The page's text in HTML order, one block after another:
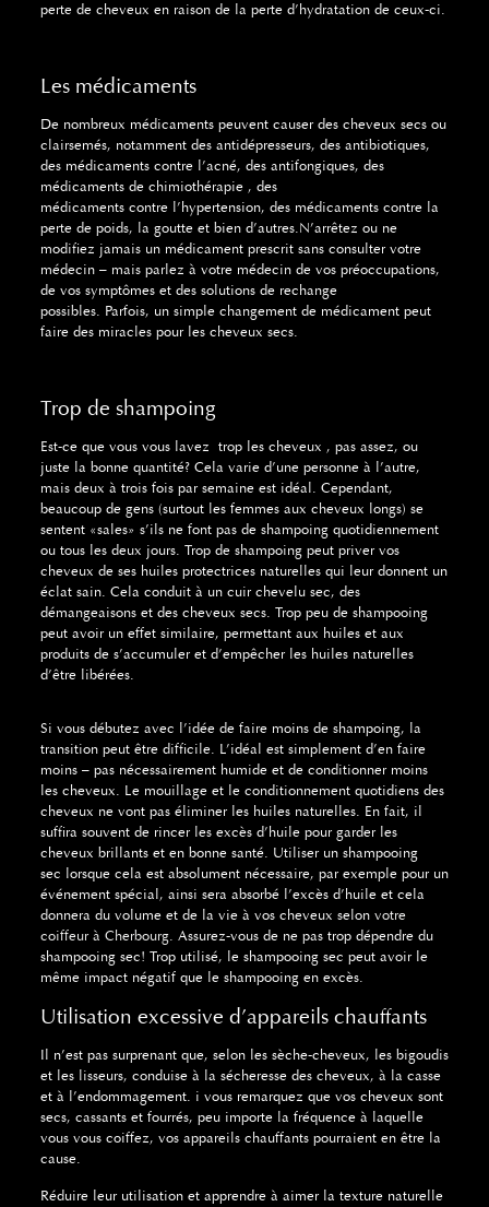
perte de cheveux en raison de la perte d’hydratation de ceux-ci.
Les médicaments
De nombreux médicaments peuvent causer des cheveux secs ou
clairsemés, notamment des antidépresseurs, des antibiotiques,
des médicaments contre l’acné, des antifongiques, des
médicaments de chimiothérapie, des
médicaments contre l’hypertension, des médicaments contre la
perte de poids, la goutte et bien d’autres.N’arrêtez ou ne
modifiez jamais un médicament prescrit sans consulter votre
médecin – mais parlez à votre médecin de vos préoccupations,
de vos symptômes et des solutions de rechange
possibles. Parfois, un simple changement de médicament peut
faire des miracles pour les cheveux secs.
Trop de shampoing
Est-ce que vous vous lavez trop les cheveux , pas assez, ou
juste la bonne quantité? Cela varie d’une personne à l’autre,
mais deux à trois fois par semaine est idéal. Cependant,
beaucoup de gens (surtout les femmes aux cheveux longs) se
sentent «sales» s’ils ne font pas de shampoing quotidiennement
ou tous les deux jours. Trop de shampoing peut priver vos
cheveux de ses huiles protectrices naturelles qui leur donnent un
éclat sain. Cela conduit à un cuir chevelu sec, des
démangeaisons et des cheveux secs. Trop peu de shampooing
peut avoir un effet similaire, permettant aux huiles et aux
produits de s’accumuler et d’empêcher les huiles naturelles
d’être libérées.
Si vous débutez avec l’idée de faire moins de shampoing, la
transition peut être difficile. L’idéal est simplement d’en faire
moins – pas nécessairement humide et de conditionner moins
les cheveux. Le mouillage et le conditionnement quotidiens des
cheveux ne vont pas éliminer les huiles naturelles. En fait, il
suffira souvent de rincer les excès d’huile pour garder les
cheveux brillants et en bonne santé. Utiliser un shampooing
sec lorsque cela est absolument nécessaire, par exemple pour un
événement spécial, ainsi sera absorbé l’excès d’huile et cela
donnera du volume et de la vie à vos cheveux selon votre
coiffeur à Cherbourg. Assurez-vous de ne pas trop dépendre du
shampooing sec! Trop utilisé, le shampooing sec peut avoir le
même impact négatif que le shampooing en excès.
Utilisation excessive d’appareils chauffants
Il n’est pas surprenant que, selon les sèche-cheveux, les bigoudis
et les lisseurs, conduise à la sécheresse des cheveux, à la casse
et à l’endommagement. i vous remarquez que vos cheveux sont
secs, cassants et fourrés, peu importe la fréquence à laquelle
vous vous coiffez, vos appareils chauffants pourraient en être la
cause.
Réduire leur utilisation et apprendre à aimer la texture naturelle